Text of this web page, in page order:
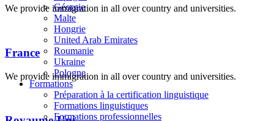
Géorgie
Malte
Hongrie
United Arab Emirates
Roumanie
Ukraine
Pologne
Formations
Préparation à la certification linguistique
Formations linguistiques
Formations professionnelles
We provide immigration in all over country and universities.
France
We provide immigration in all over country and universities.